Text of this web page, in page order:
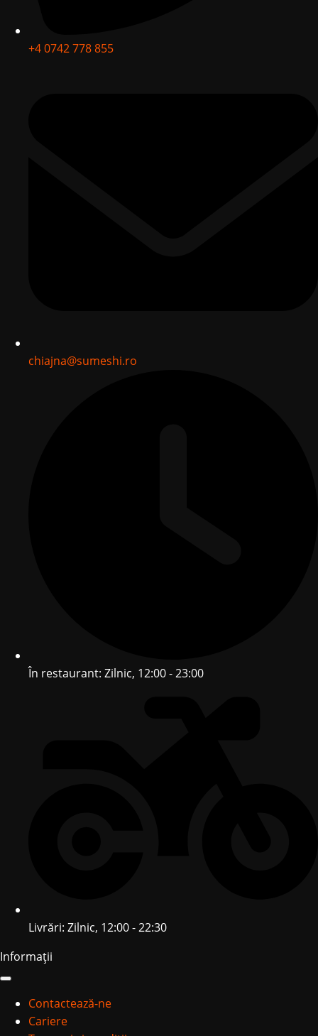
+4 0742 778 855
chiajna@sumeshi.ro
În restaurant: Zilnic, 12:00 - 23:00
Livrări: Zilnic, 12:00 - 22:30
Informații
Contactează-ne
Cariere